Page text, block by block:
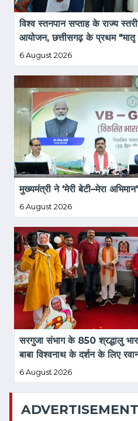
विश्व स्तनपान सप्ताह के राज्य
आयोजन, छत्तीसगढ़ के प्रथम
MILK BANK)" की घोषणा
6 August 2026
मुख्यमंत्री ने 'मेरी बेटी–मेरा
6 August 2026
सरगुजा संभाग के 850 श्रद्धालु
बाबा विश्वनाथ के दर्शन के लिए
6 August 2026
ADVERTISEMENT